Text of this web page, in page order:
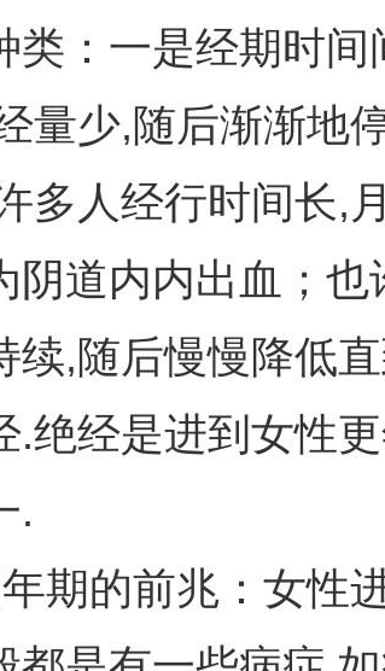
类：一是经期时间
量少,随后渐渐地
多人经行时间长,
阴道内内出血；也
续,随后慢慢降低直
.绝经是进到女性
.
期的前兆：女性